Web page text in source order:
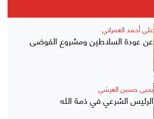
علي أحمد العمراني
عن عودة السلاطين ومشروع الفوضى
يحيى حسين العرشي
الرئيس الشرعي في ذمة الله